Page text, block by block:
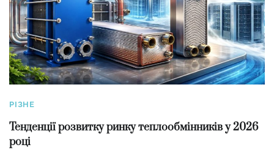
РІЗНЕ
Тенденції розвитку ринку теплообмінників у 2026
році